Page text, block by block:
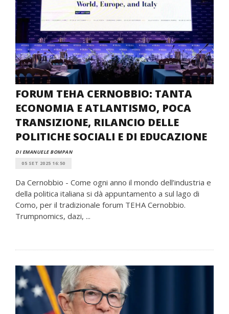
FORUM TEHA CERNOBBIO: TANTA
ECONOMIA E ATLANTISMO, POCA
TRANSIZIONE, RILANCIO DELLE
POLITICHE SOCIALI E DI EDUCAZIONE
DI EMANUELE BOMPAN
05 SET 2025 16:50
Da Cernobbio - Come ogni anno il mondo dell’industria e
della politica italiana si dà appuntamento a sul lago di
Como, per il tradizionale forum TEHA Cernobbio.
Trumpnomics, dazi, ...